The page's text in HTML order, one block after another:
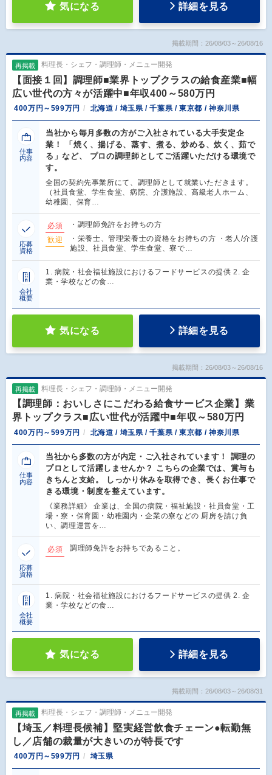
気になる 詳細を見る
掲載期間：26/08/03～26/08/16
再掲載 料理長・シェフ・調理師・メニュー開発
【面接１回】調理師■業界トップクラスの給食産業■幅
広い世代の方々が活躍中■年収400～580万円
400万円～599万円 北海道 / 埼玉県 / 千葉県 / 東京都 / 神奈川県
仕事
内容
当社から毎月多数の方がご入社されている大手安定企
業！ 「焼く、揚げる、蒸す、煮る、炒める、炊く、茹で
る」など、 プロの調理師としてご活躍いただける環境で
す。
全国の契約先事業所にて、調理師として就業いただきます。
（社員食堂、学生食堂、病院、介護施設、高級老人ホーム、
幼稚園、保育…
応募
資格
必須
・調理師免許をお持ちの方
歓迎
・栄養士、管理栄養士の資格をお持ちの方 ・老人/介護
施設、社員食堂、学生食堂、寮で…
会社
概要
1. 病院・社会福祉施設におけるフードサービスの提供 2. 企
業・学校などの食…
気になる 詳細を見る
掲載期間：26/08/03～26/08/16
再掲載 料理長・シェフ・調理師・メニュー開発
【調理師：おいしさにこだわる給食サービス企業】業
界トップクラス■広い世代が活躍中■年収～580万円
400万円～599万円 北海道 / 埼玉県 / 千葉県 / 東京都 / 神奈川県
仕事
内容
当社から多数の方が内定・ご入社されています！ 調理の
プロとして活躍しませんか？ こちらの企業では、賞与も
きちんと支給。 しっかり休みを取得でき、長くお仕事で
きる環境・制度を整えています。
《業務詳細》 企業は、全国の病院・福祉施設・社員食堂・工
場・寮・保育園・幼稚園内・企業の寮などの 厨房を請け負
い、調理運営を…
応募
資格
必須 調理師免許をお持ちであること。
会社
概要
1. 病院・社会福祉施設におけるフードサービスの提供 2. 企
業・学校などの食…
気になる 詳細を見る
掲載期間：26/08/03～26/08/31
再掲載 料理長・シェフ・調理師・メニュー開発
【埼玉／料理長候補】堅実経営飲食チェーン●転勤無
し／店舗の裁量が大きいのが特長です
400万円～599万円 埼玉県